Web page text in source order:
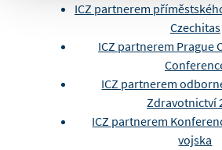
ICZ partnerem
Czechitas
ICZ partnerem Prague
ICZ partnerem
Zdravotnictví
ICZ partnerem
vojska